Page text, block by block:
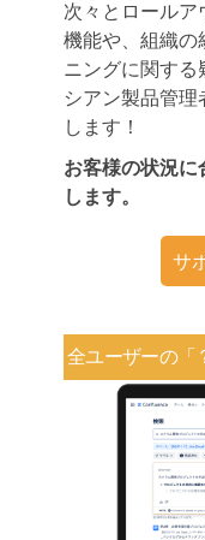
次々とロール
機能や、組織の
ニングに関する
シアン製品管
します！
お客様の状況
します。
サ
全ユーザーの「